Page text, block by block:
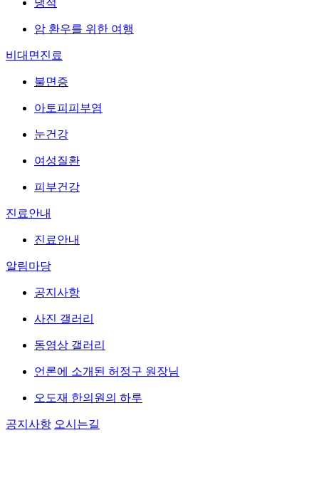
암 환우를 위한 여행
비대면진료
불면증
아토피피부염
눈건강
여성질환
피부건강
진료안내
진료안내
알림마당
공지사항
사진 갤러리
동영상 갤러리
언론에 소개된 허정구 원장님
오도재 한의원의 하루
공지사항 오시는길